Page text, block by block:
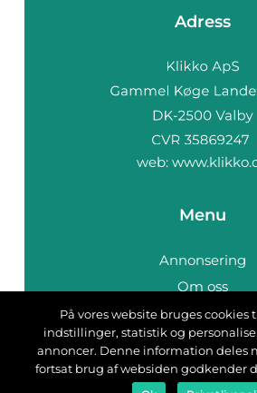
Adress
web:
Menu
Annonsering
Om oss
Cookies
Kontakta oss
Sitemap
På vores website bruges cookies
indstillinger, statistik og
annoncer. Denne information deles
fortsat brug af websiden godkender